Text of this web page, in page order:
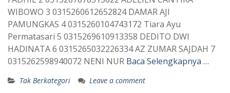
WIBOWO 3 0315260612652824 DAMAR AJI
PAMUNGKAS 4 0315260104743172 Tiara Ayu
Permatasari 5 0315269610913358 DEDITO DWI
HADINATA 6 0315265032226334 AZ ZUMAR SAJDAH 7
0315262598940072 NENI NUR Baca Selengkapnya …
Tak Berkategori Leave a comment